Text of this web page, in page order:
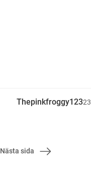
Thepinkfroggy12323
Nästa sida